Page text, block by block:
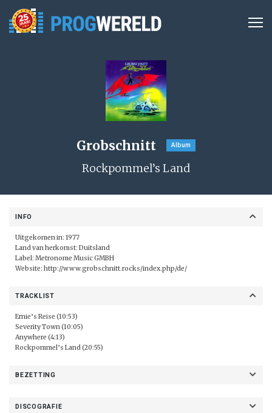
Grobschnitt Album
Rockpommel’s Land
INFO
Uitgekomen in: 1977
Land van herkomst: Duitsland
Label: Metronome Music GMBH
Website: http://www.grobschnitt.rocks/index.php/de/
TRACKLIST
Ernie’s Reise (10:53)
Severity Town (10:05)
Anywhere (4:13)
Rockpommel’s Land (20:55)
BEZETTING
DISCOGRAFIE